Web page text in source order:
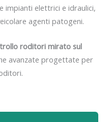
impianti elettrici e idraulici,
agenti patogeni.
roditori mirato sul
avanzate progettate per